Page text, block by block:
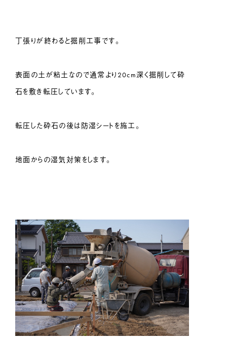
丁張りが終わると掘削工事です。
表面の土が粘土なので通常より20cm深く掘削して砕
石を敷き転圧しています。
転圧した砕石の後は防湿シートを施工。
地面からの湿気対策をします。